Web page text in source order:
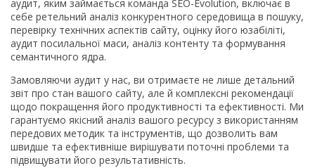
аудит, яким займається команда SEO-Evolution, включає в
себе ретельний аналіз конкурентного середовища в пошуку,
перевірку технічних аспектів сайту, оцінку його юзабіліті,
аудит посилальної маси, аналіз контенту та формування
семантичного ядра.
Замовляючи аудит у нас, ви отримаєте не лише детальний
звіт про стан вашого сайту, але й комплексні рекомендації
щодо покращення його продуктивності та ефективності. Ми
гарантуємо якісний аналіз вашого ресурсу з використанням
передових методик та інструментів, що дозволить вам
швидше та ефективніше вирішувати поточні проблеми та
підвищувати його результативність.